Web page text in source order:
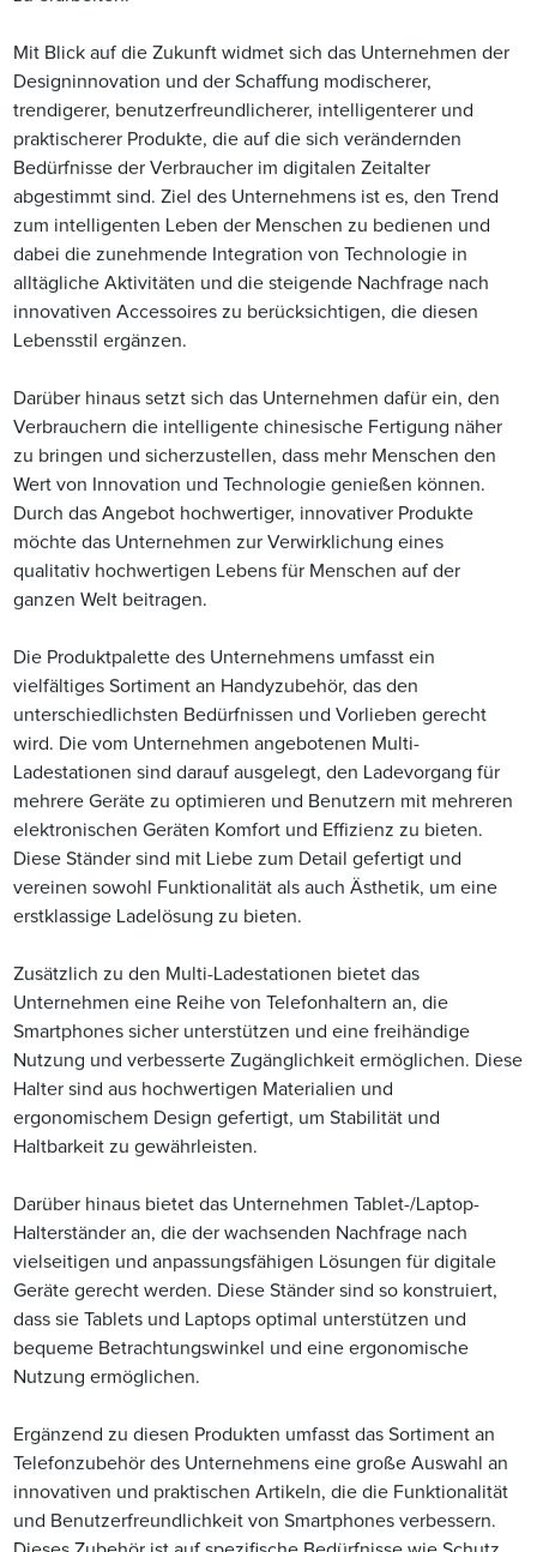
Mit Blick auf die Zukunft widmet sich das Unternehmen der
Designinnovation und der Schaffung modischerer,
trendigerer, benutzerfreundlicherer, intelligenterer und
praktischerer Produkte, die auf die sich verändernden
Bedürfnisse der Verbraucher im digitalen Zeitalter
abgestimmt sind. Ziel des Unternehmens ist es, den Trend
zum intelligenten Leben der Menschen zu bedienen und
dabei die zunehmende Integration von Technologie in
alltägliche Aktivitäten und die steigende Nachfrage nach
innovativen Accessoires zu berücksichtigen, die diesen
Lebensstil ergänzen.
Darüber hinaus setzt sich das Unternehmen dafür ein, den
Verbrauchern die intelligente chinesische Fertigung näher
zu bringen und sicherzustellen, dass mehr Menschen den
Wert von Innovation und Technologie genießen können.
Durch das Angebot hochwertiger, innovativer Produkte
möchte das Unternehmen zur Verwirklichung eines
qualitativ hochwertigen Lebens für Menschen auf der
ganzen Welt beitragen.
Die Produktpalette des Unternehmens umfasst ein
vielfältiges Sortiment an Handyzubehör, das den
unterschiedlichsten Bedürfnissen und Vorlieben gerecht
wird. Die vom Unternehmen angebotenen Multi-
Ladestationen sind darauf ausgelegt, den Ladevorgang für
mehrere Geräte zu optimieren und Benutzern mit mehreren
elektronischen Geräten Komfort und Effizienz zu bieten.
Diese Ständer sind mit Liebe zum Detail gefertigt und
vereinen sowohl Funktionalität als auch Ästhetik, um eine
erstklassige Ladelösung zu bieten.
Zusätzlich zu den Multi-Ladestationen bietet das
Unternehmen eine Reihe von Telefonhaltern an, die
Smartphones sicher unterstützen und eine freihändige
Nutzung und verbesserte Zugänglichkeit ermöglichen. Diese
Halter sind aus hochwertigen Materialien und
ergonomischem Design gefertigt, um Stabilität und
Haltbarkeit zu gewährleisten.
Darüber hinaus bietet das Unternehmen Tablet-/Laptop-
Halterständer an, die der wachsenden Nachfrage nach
vielseitigen und anpassungsfähigen Lösungen für digitale
Geräte gerecht werden. Diese Ständer sind so konstruiert,
dass sie Tablets und Laptops optimal unterstützen und
bequeme Betrachtungswinkel und eine ergonomische
Nutzung ermöglichen.
Ergänzend zu diesen Produkten umfasst das Sortiment an
Telefonzubehör des Unternehmens eine große Auswahl an
innovativen und praktischen Artikeln, die die Funktionalität
und Benutzerfreundlichkeit von Smartphones verbessern.